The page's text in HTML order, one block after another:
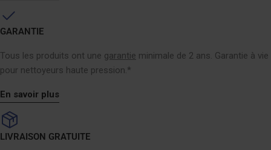
GARANTIE
Tous les produits ont une garantie minimale de 2 ans. Garantie à vie
pour nettoyeurs haute pression.*
En savoir plus
LIVRAISON GRATUITE